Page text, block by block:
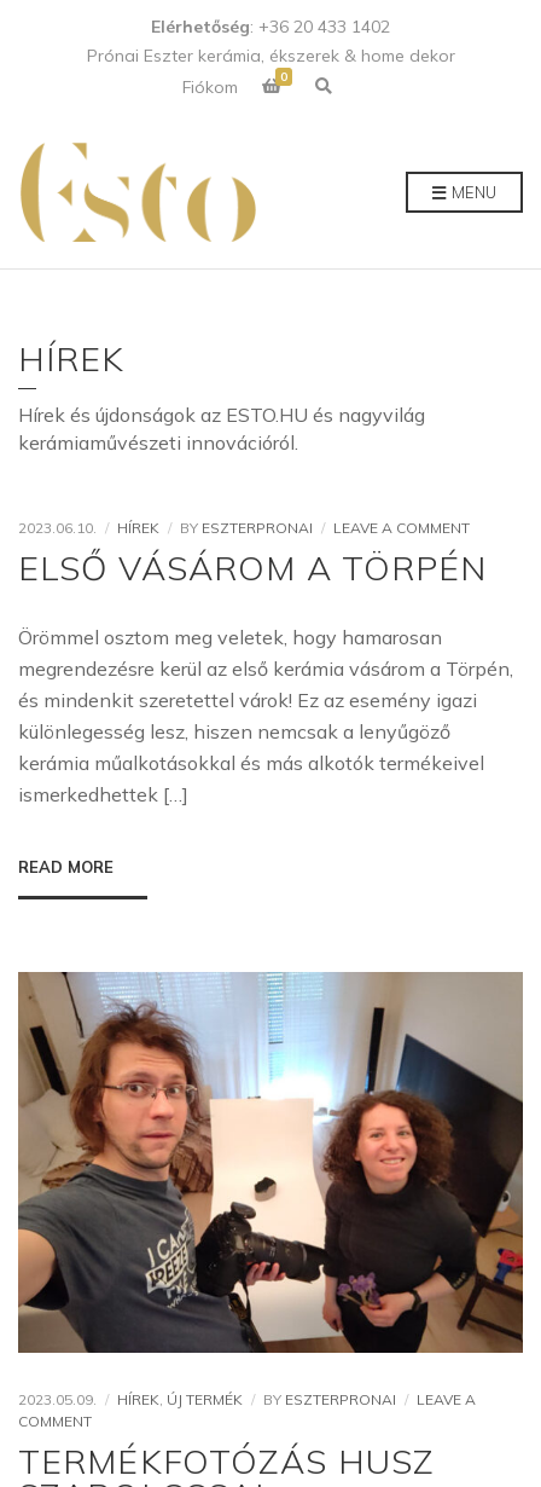
Elérhetőség: +36 20 433 1402
Prónai Eszter kerámia, ékszerek & home dekor
Fiókom
0 E
x
c
o
MENU
HÍREK
Hírek és újdonságok az ESTO.HU és nagyvilág
kerámiaművészeti innovációról.
2023.06.10. HÍREK BY ESZTERPRONAI LEAVE A COMMENTON
VÁSÁROM
ELSŐ VÁSÁROM A TÖRPÉN
Örömmel osztom meg veletek, hogy hamarosan
megrendezésre kerül az első kerámia vásárom a Törpén,
és mindenkit szeretettel várok! Ez az esemény igazi
különlegesség lesz, hiszen nemcsak a lenyűgöző
kerámia műalkotásokkal és más alkotók termékeivel
ismerkedhettek […]
READ MORE
2023.05.09. HÍREK ÚJ TERMÉK BY ESZTERPRONAI
LEAVE A
COMMENTON
TERMÉKFOTÓZÁS
HUSZ
TERMÉKFOTÓZÁS HUSZ